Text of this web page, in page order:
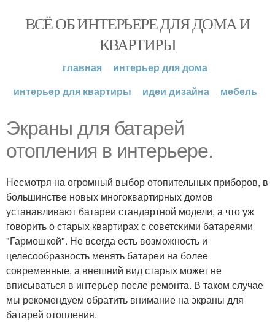
ВСЁ ОБ ИНТЕРЬЕРЕ ДЛЯ ДОМА И
КВАРТИРЫ
главная
интерьер для дома
интерьер для квартиры
идеи дизайна мебель
Экраны для батарей
отопления в интерьере.
Несмотря на огромный выбор отопительных приборов, в
большинстве новых многоквартирных домов
устанавливают батареи стандартной модели, а что уж
говорить о старых квартирах с советскими батареями
"Гармошкой". Не всегда есть возможность и
целесообразность менять батареи на более
современные, а внешний вид старых может не
вписываться в интерьер после ремонта. В таком случае
мы рекомендуем обратить внимание на экраны для
батарей отопления.